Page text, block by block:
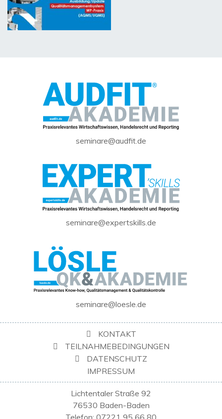
seminare@audfit.de
seminare@expertskills.de
seminare@loesle.de
KONTAKT
TEILNAHMEBEDINGUNGEN
DATENSCHUTZ
IMPRESSUM
Lichtentaler Straße 92
76530 Baden-Baden
Telefon: 07221 95 66 80